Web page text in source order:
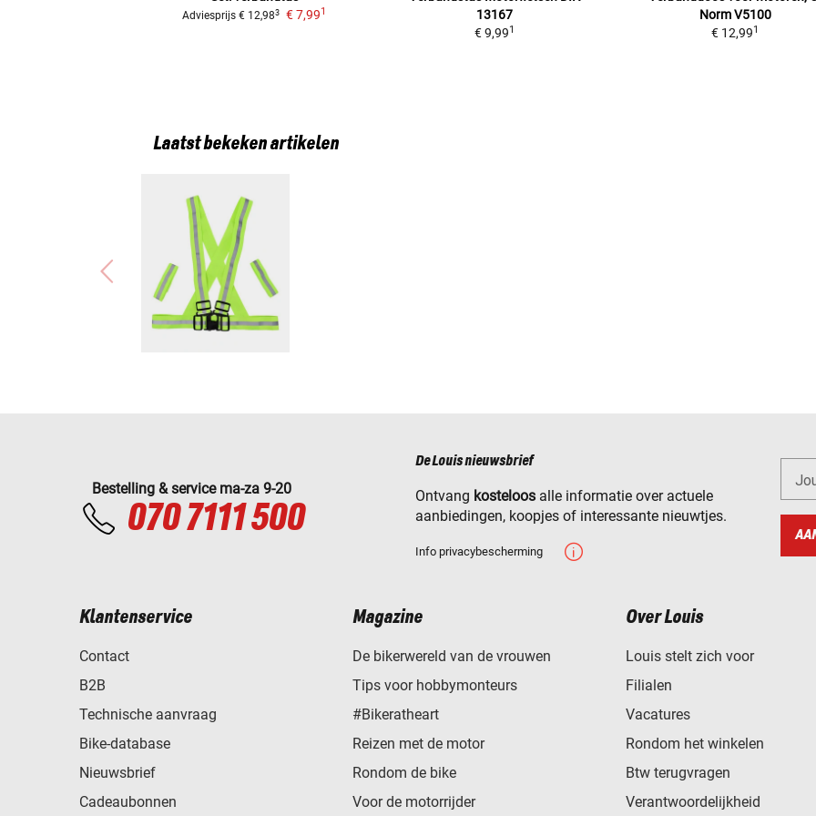
Adviesprijs € 12,983 € 7,991
13167
€ 9,991
Norm V5100
€ 12,991
Laatst bekeken artikelen
Bestelling & service ma-za 9-20
070 7111 500
De Louis nieuwsbrief
Ontvang kosteloos alle informatie over actuele
aanbiedingen, koopjes of interessante nieuwtjes.
Info privacybescherming
Klantenservice
Contact
B2B
Technische aanvraag
Bike-database
Nieuwsbrief
Cadeaubonnen
Magazine
De bikerwereld van de vrouwen
Tips voor hobbymonteurs
#Bikeratheart
Reizen met de motor
Rondom de bike
Voor de motorrijder
Over Louis
Louis stelt zich voor
Filialen
Vacatures
Rondom het winkelen
Btw terugvragen
Verantwoordelijkheid